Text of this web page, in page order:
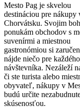
Mesto Pag je skvelou
destináciou pre nákupy
Chorvátsku. Svojim
ponukám obchodov s
suvenírmi a miestnou
gastronómiou si
nájde niečo pre každého
návštevníka. Nezáleží
či ste turista alebo
obyvateľ, nákupy v
budú určite
skúsenosťou.